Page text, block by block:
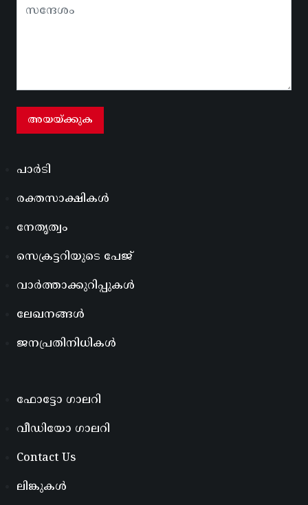
പാർടി
രക്തസാക്ഷികൾ
നേതൃത്വം
സെക്രട്ടറിയുടെ പേജ്
വാർത്താക്കുറിപ്പുകൾ
ലേഖനങ്ങൾ
ജനപ്രതിനിധികൾ
ഫോട്ടോ ഗാലറി
വീഡിയോ ഗാലറി
Contact Us
ലിങ്കുകൾ